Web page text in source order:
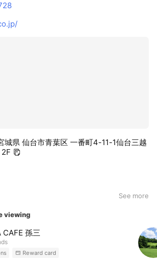
城県 仙台市青葉区 一番町4-11-1仙台三越
See more
viewing
CAFE 孫三
Reward card